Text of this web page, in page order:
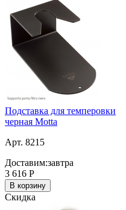
Подставка для темперовки
черная Motta
Арт. 8215
Доставим:завтра
3 616 Р
В корзину
Скидка